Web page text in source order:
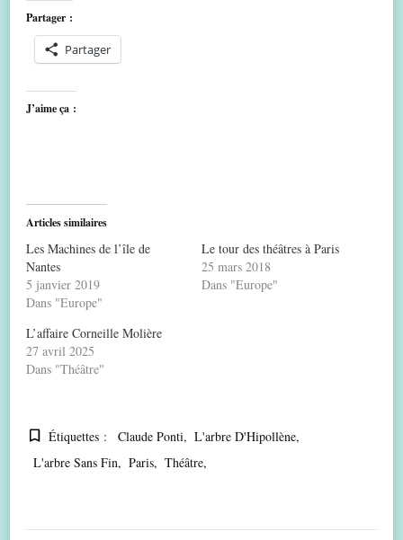
Partager :
Partager
J’aime ça :
Articles similaires
Les Machines de l’île de
Nantes
5 janvier 2019
Dans "Europe"
Le tour des théâtres à Paris
25 mars 2018
Dans "Europe"
L’affaire Corneille Molière
27 avril 2025
Dans "Théâtre"
Étiquettes : Claude Ponti
L'arbre D'Hipollène
L'arbre Sans Fin
Paris Théâtre